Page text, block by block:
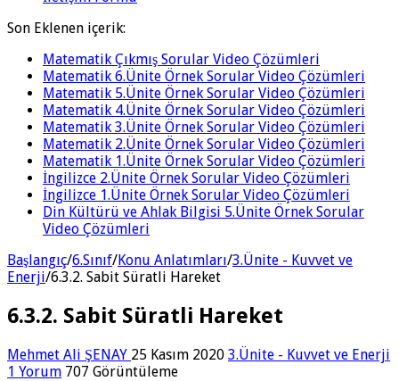
Son Eklenen içerik:
Matematik Çıkmış Sorular Video Çözümleri
Matematik 6.Ünite Örnek Sorular Video Çözümleri
Matematik 5.Ünite Örnek Sorular Video Çözümleri
Matematik 4.Ünite Örnek Sorular Video Çözümleri
Matematik 3.Ünite Örnek Sorular Video Çözümleri
Matematik 2.Ünite Örnek Sorular Video Çözümleri
Matematik 1.Ünite Örnek Sorular Video Çözümleri
İngilizce 2.Ünite Örnek Sorular Video Çözümleri
İngilizce 1.Ünite Örnek Sorular Video Çözümleri
Din Kültürü ve Ahlak Bilgisi 5.Ünite Örnek Sorular
Video Çözümleri
Başlangıç/6.Sınıf/Konu Anlatımları/3.Ünite - Kuvvet ve
Enerji/6.3.2. Sabit Süratli Hareket
6.3.2. Sabit Süratli Hareket
Mehmet Ali ŞENAY 25 Kasım 2020 3.Ünite - Kuvvet ve Enerji
1 Yorum 707 Görüntüleme